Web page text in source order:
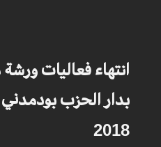
انتهاء فعاليات
2018